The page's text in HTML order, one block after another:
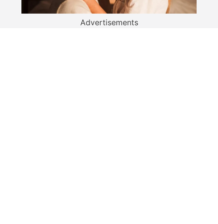
Advertisements